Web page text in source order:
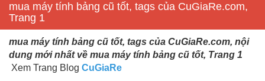
mua máy tính bảng cũ tốt, tags của CuGiaRe.com,
Trang 1
mua máy tính bảng cũ tốt, tags của CuGiaRe.com, nội
dung mới nhất về mua máy tính bảng cũ tốt, Trang 1
Xem Trang Blog CuGiaRe